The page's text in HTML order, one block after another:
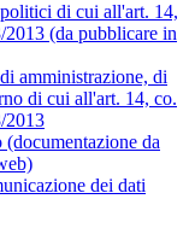
di cui all'art. 14,
(da pubblicare in
amministrazione, di
di cui all'art. 14, co.
2013
da
dei dati